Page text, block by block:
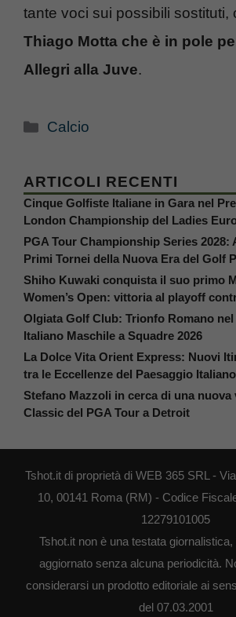
tante voci sui possibili sostituti,
Thiago Motta che è in pole
Allegri alla Juve.
Categorie
Calcio
ARTICOLI RECENTI
Cinque Golfiste Italiane in Gara nel
London Championship del Ladies
PGA Tour Championship Series 2028:
Primi Tornei della Nuova Era del Golf
Shiho Kuwaki conquista il suo primo
Women’s Open: vittoria al playoff
Olgiata Golf Club: Trionfo Romano
Italiano Maschile a Squadre 2026
La Dolce Vita Orient Express: Nuovi
tra le Eccellenze del Paesaggio Italiano
Stefano Mazzoli in cerca di una
Classic del PGA Tour a Detroit
Tshot.it di proprietà di WEB 365 SRL -
10, 00141 Roma (RM) - Codice
12279101005
Tshot.it non è una testata
aggiornato senza alcuna periodicità.
considerarsi un prodotto editoriale ai
del 07.03.2001